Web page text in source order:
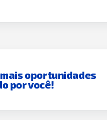
oportunidades
por você!